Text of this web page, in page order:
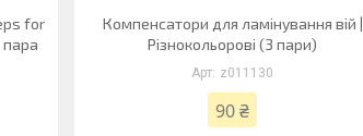
for
Компенсатори для ламінування вій |
Різнокольорові (3 пари)
z011130
90 ₴